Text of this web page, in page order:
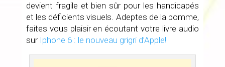
devient fragile et bien sûr pour les handicapés
et les déficients visuels. Adeptes de la pomme,
faites vous plaisir en écoutant votre livre audio
sur Iphone 6 : le nouveau grigri d’Apple!